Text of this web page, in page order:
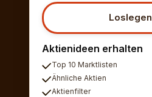
Loslegen
Aktienideen erhalten
Top 10 Marktlisten
Ähnliche Aktien
Aktienfilter